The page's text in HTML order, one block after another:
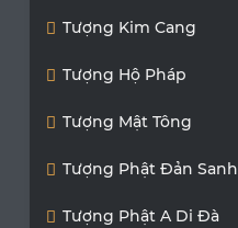
Tượng Kim Cang
Tượng Hộ Pháp
Tượng Mật Tông
Tượng Phật Đản Sanh
Tượng Phật A Di Đà